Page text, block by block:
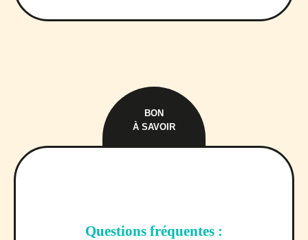
BON
À SAVOIR
Questions fréquentes :